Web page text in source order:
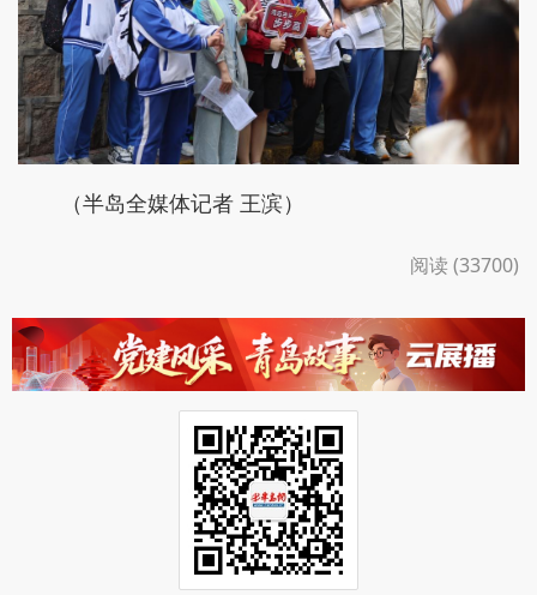
（半岛全媒体记者 王滨）
阅读 (33700)